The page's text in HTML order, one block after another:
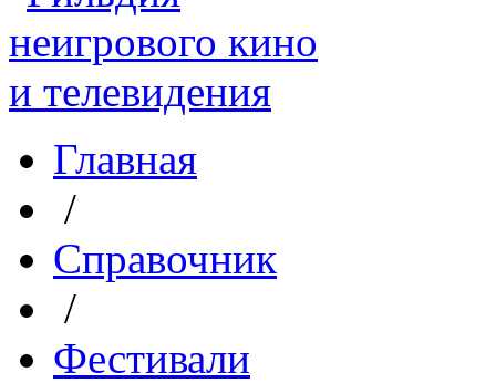
Главная
/
Справочник
/
Фестивали